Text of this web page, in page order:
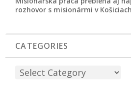
rozhovor s misionármi v Košiciach
CATEGORIES